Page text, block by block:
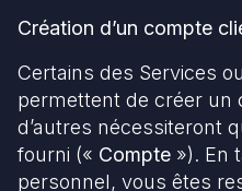
Création d’un compte
Certains des Services
permettent de créer un
d’autres nécessiteront
fourni (« Compte »). En
personnel, vous êtes